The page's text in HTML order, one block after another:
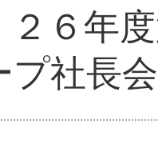
６年
プ社長